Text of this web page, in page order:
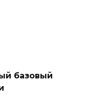
базовый